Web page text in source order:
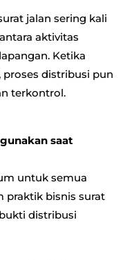
jalan sering kali
aktivitas
Ketika
distribusi pun
terkontrol.
saat
untuk semua
praktik bisnis surat
distribusi